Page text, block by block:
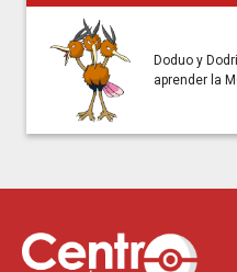
Doduo y
aprender la